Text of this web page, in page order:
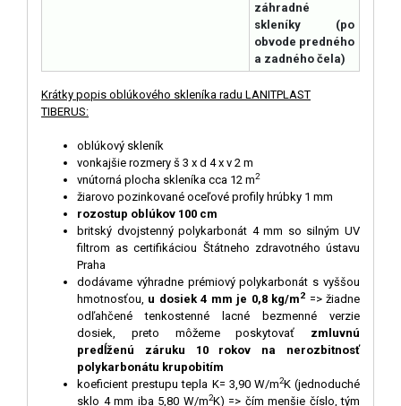
záhradné
skleníky (po
obvode predného
a zadného čela)
Krátky popis oblúkového skleníka radu LANITPLAST
TIBERUS:
oblúkový skleník
vonkajšie rozmery š 3 x d 4 x v 2 m
vnútorná plocha skleníka cca 12 m2
žiarovo pozinkované oceľové profily hrúbky 1 mm
rozostup oblúkov 100 cm
britský dvojstenný polykarbonát 4 mm so silným UV
filtrom as certifikáciou Štátneho zdravotného ústavu
Praha
dodávame výhradne prémiový polykarbonát s vyššou
hmotnosťou, u dosiek 4 mm je 0,8 kg/m2 => žiadne
odľahčené tenkostenné lacné bezmenné verzie
dosiek, preto môžeme poskytovať zmluvnú
predĺženú záruku 10 rokov na nerozbitnosť
polykarbonátu krupobitím
koeficient prestupu tepla K= 3,90 W/m2K (jednoduché
sklo 4 mm iba 5,80 W/m2K) => čím menšie číslo, tým